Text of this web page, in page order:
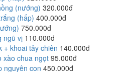
(nướng) 320.000đ
(hấp) 400.000đ
750.000đ
ngũ vị 110.000đ
+ khoai tây chiên 140.000đ
xào chua ngọt 95.000đ
nguyên con 450.000đ